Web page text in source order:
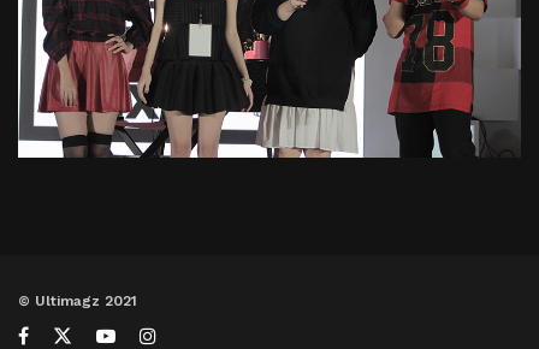
© Ultimagz 2021